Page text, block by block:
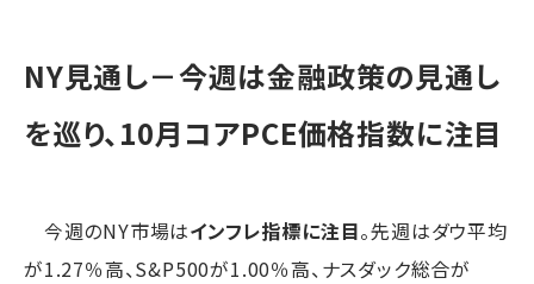
NY見通し－今週は金融政策の見通し
を巡り、10月コアPCE価格指数に注目
今週のNY市場はインフレ指標に注目。先週はダウ平均
が1.27％高、S&P500が1.00％高、ナスダック総合が